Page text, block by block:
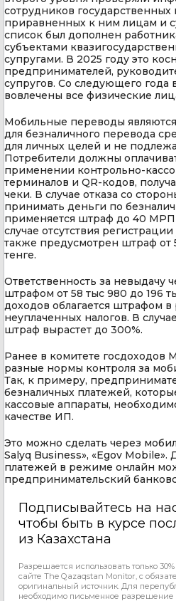
сотрудников государственных
приравненных к ним лицам и
список был дополнен
субъектами
супругами. В 2025 году это
предпринимателей,
супругов. Со следующего года
вовлечены все физические
Мобильные переводы
для безналичного перевода
для личных целей и не
Потребители должны
применении контрольно-
терминалов и QR-кодов,
чеки. В случае отказа со
принимать деньги по
применяется штраф до 40 МРП
случае отсутствия
также предусмотрен штраф от
тенге.
Ответственность за невыдачу
штрафом от 58 тыс 980 до 196
доходов облагается штрафом
неуплаченных налогов. В
штраф вырастет до 300%.
Ранее в комитете госдоходов
разные нормы контроля за
Так, к примеру,
безналичных платежей,
кассовые аппараты,
качестве ИП.
Это можно сделать через
Salyq Business», «Egov
платежей в режиме онлайн
предпринимательский
Подписывайтесь на
чтобы быть в курсе
из Казахстана
Разрешается использовать только
сайте The Qazaqstan Monitor, с
оригинальный источник. Для
необходимо письменное разрешение